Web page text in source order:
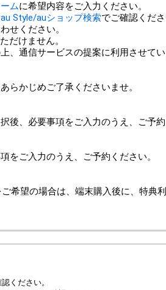
ムに希望内容をご入力ください。
au Style/auショップ検索でご確認くださ
せください。
だけません。
、通信サービスの提案に利用させて
らかじめご了承くださいませ。
後、必要事項をご入力のうえ、ご予
をご入力のうえ、ご予約ください。
希望の場合は、端末購入後に、特典
ください。